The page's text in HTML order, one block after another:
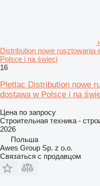
Distribution nowe
Polsce i na świeci
16
Plettac Distribution nowe
dostawa w Polsce i na
Цена по запросу
Строительная техника -
2026
Польша
Awes Group Sp. z o.o.
Связаться с продавцом